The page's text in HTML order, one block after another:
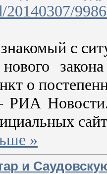
с
нового
о
Новости.
»
и